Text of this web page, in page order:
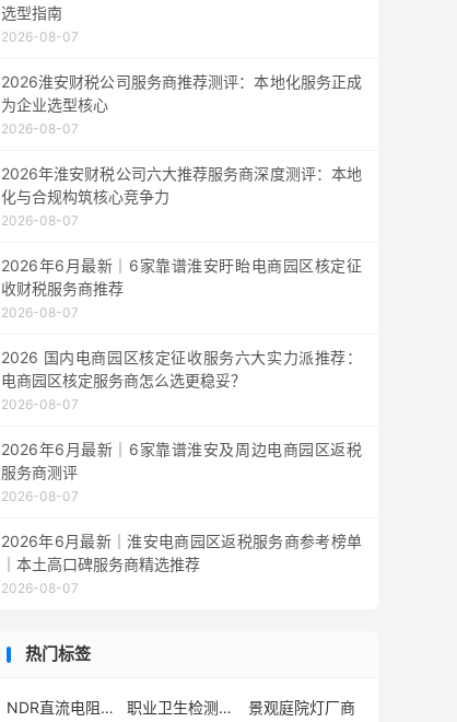
选型指南
2026-08-07
2026淮安财税公司服务商推荐测评：本地化服务正成
为企业选型核心
2026-08-07
2026年淮安财税公司六大推荐服务商深度测评：本地
化与合规构筑核心竞争力
2026-08-07
2026年6月最新｜6家靠谱淮安盱眙电商园区核定征
收财税服务商推荐
2026-08-07
2026 国内电商园区核定征收服务六大实力派推荐：
电商园区核定服务商怎么选更稳妥？
2026-08-07
2026年6月最新｜6家靠谱淮安及周边电商园区返税
服务商测评
2026-08-07
2026年6月最新｜淮安电商园区返税服务商参考榜单
｜本土高口碑服务商精选推荐
2026-08-07
热门标签
NDR直流电阻测试仪生产商 职业卫生检测服务商
景观庭院灯厂商